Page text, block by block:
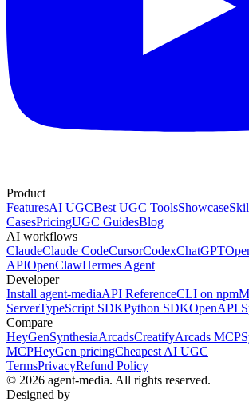
Product
FeaturesAI UGCBest UGC ToolsShowcase
CasesPricingUGC GuidesBlog
AI workflows
ClaudeClaude CodeCursorCodexChatGPT
APIOpenClawHermes Agent
Developer
Install agent-mediaAPI ReferenceCLI on npm
ServerTypeScript SDKPython SDKOpenAPI
Compare
HeyGenSynthesiaArcadsCreatifyArcads MCP
MCPHeyGen pricingCheapest AI UGC
TermsPrivacyRefund Policy
© 2026 agent-media. All rights reserved.
Designed by